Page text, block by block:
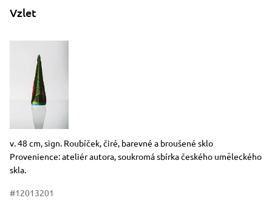
Vzlet
Rozměry
Stručný popis předmětu
v. 48 cm, sign. Roubíček, čiré, barevné a broušené sklo
Provenience: ateliér autora, soukromá sbírka českého uměleckého
skla.
#12013201